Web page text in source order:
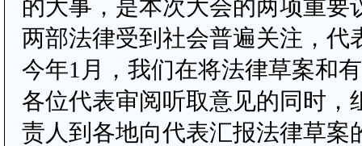
的大事，是本次大会的两项重要
两部法律受到社会普遍关注，代
今年1月，我们在将法律草案和
各位代表审阅听取意见的同时，
责人到各地向代表汇报法律草案